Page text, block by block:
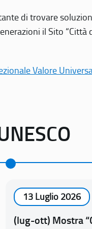
di trovare
il Sito “Città
Valore
13 Luglio 2026
(lug-ott) Mostra